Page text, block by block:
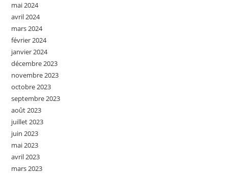
mai 2024
avril 2024
mars 2024
février 2024
janvier 2024
décembre 2023
novembre 2023
octobre 2023
septembre 2023
août 2023
juillet 2023
juin 2023
mai 2023
avril 2023
mars 2023